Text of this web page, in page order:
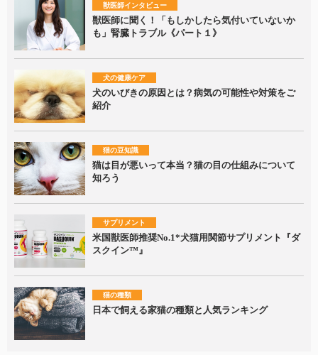
獣医師インタビュー
獣医師に聞く！「もしかしたら気付いていないか
も」腎臓トラブル《パート１》
犬の健康ケア
犬のいびきの原因とは？病気の可能性や対策をご
紹介
猫の豆知識
猫は目が悪いって本当？猫の目の仕組みについて
知ろう
サプリメント
米国獣医師推奨No.1*犬猫用関節サプリメント『ダ
スクイン™』
猫の種類
日本で飼える家猫の種類と人気ランキング